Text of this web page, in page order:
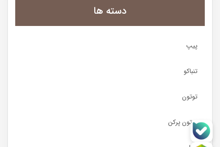
دسته ها
پیپ
تنباکو
توتون
توتون پرکن